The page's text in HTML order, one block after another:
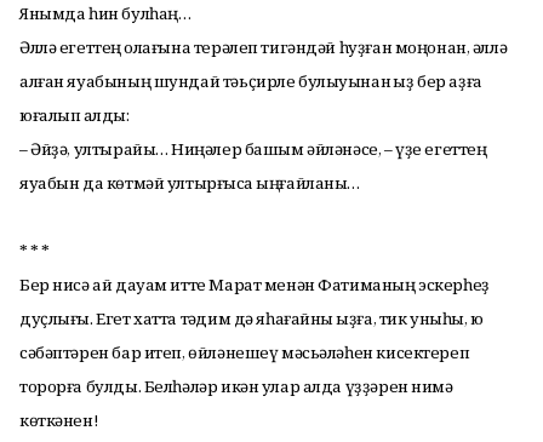
Янымда һин булһаң…
Әллә егеттең ҡолағына терәлеп тигәндәй һуҙған моңонан, әллә
алған яуабының шундай тәьҫирле булыуынан ҡыҙ бер аҙға
юғалып ҡалды:
– Әйҙә, ултырайыҡ… Ниңәлер башым әйләнәсе, – үҙе егеттең
яуабын да көтмәй ултырғысҡа ыңғайланы…
* * *
Бер нисә ай дауам итте Марат менән Фатиманың эскерһеҙ
дуҫлығы. Егет хатта тәҡдим дә яһағайны ҡыҙға, тик уныһы, юҡ
сәбәптәрен бар итеп, өйләнешеү мәсьәләһен кисектереп
торорға булды. Белһәләр икән улар алда үҙҙәрен нимә
көткәнен!